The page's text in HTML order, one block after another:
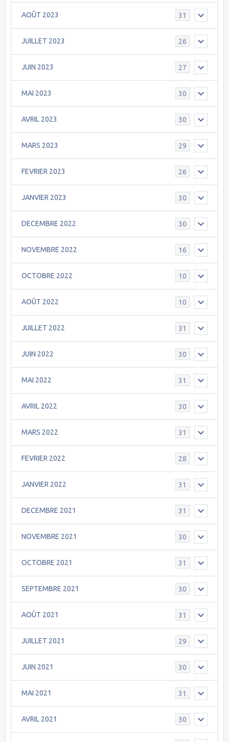
AOÛT 2023 31
JUILLET 2023 26
JUIN 2023 27
MAI 2023 30
AVRIL 2023 30
MARS 2023 29
FEVRIER 2023 26
JANVIER 2023 30
DECEMBRE 2022 30
NOVEMBRE 2022 16
OCTOBRE 2022 10
AOÛT 2022 10
JUILLET 2022 31
JUIN 2022 30
MAI 2022 31
AVRIL 2022 30
MARS 2022 31
FEVRIER 2022 28
JANVIER 2022 31
DECEMBRE 2021 31
NOVEMBRE 2021 30
OCTOBRE 2021 31
SEPTEMBRE 2021 30
AOÛT 2021 31
JUILLET 2021 29
JUIN 2021 30
MAI 2021 31
AVRIL 2021 30